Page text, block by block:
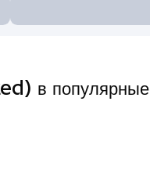
в популярные